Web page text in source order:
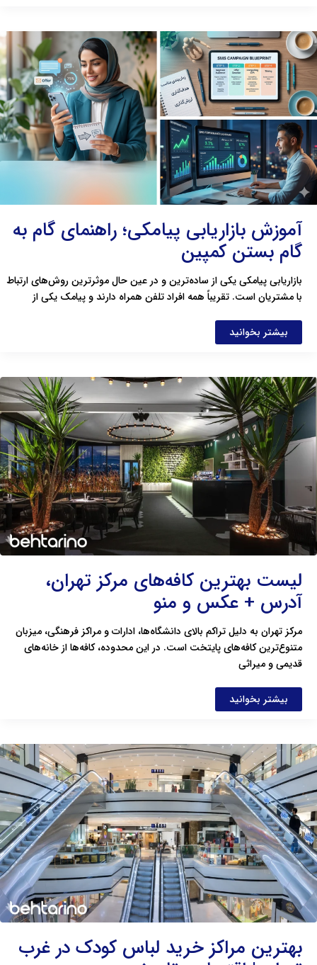
آموزش بازاریابی پیامکی؛ راهنمای گام به
گام بستن کمپین
بازاریابی پیامکی یکی از ساده‌ترین و در عین حال موثرترین روش‌های ارتباط
با مشتریان است. تقریباً همه افراد تلفن همراه دارند و پیامک یکی از
آموزش
بازاریابی
پیامکی؛
راهنمای
گام
به
گام
بستن
کمپین
بیشتر بخوانید
لیست بهترین کافه‌های مرکز تهران،
آدرس + عکس و منو
مرکز تهران به دلیل تراکم بالای دانشگاه‌ها، ادارات و مراکز فرهنگی، میزبان
متنوع‌ترین کافه‌های پایتخت است. در این محدوده، کافه‌ها از خانه‌های
قدیمی و میراثی
لیست
بهترین
کافه‌های
مرکز
تهران،
آدرس
+
عکس
و
منو
بیشتر بخوانید
بهترین مراکز خرید لباس کودک در غرب
بهترین
مراکز
خرید
لباس
کودک
در
غرب
تهران
|
اقتصادی
تا
برند